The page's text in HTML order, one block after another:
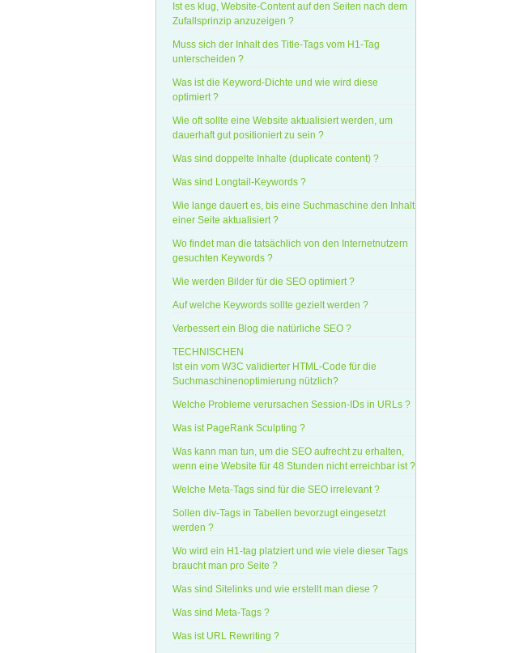
Ist es klug, Website-Content auf den Seiten nach dem
Zufallsprinzip anzuzeigen ?
Muss sich der Inhalt des Title-Tags vom H1-Tag
unterscheiden ?
Was ist die Keyword-Dichte und wie wird diese
optimiert ?
Wie oft sollte eine Website aktualisiert werden, um
dauerhaft gut positioniert zu sein ?
Was sind doppelte Inhalte (duplicate content) ?
Was sind Longtail-Keywords ?
Wie lange dauert es, bis eine Suchmaschine den Inhalt
einer Seite aktualisiert ?
Wo findet man die tatsächlich von den Internetnutzern
gesuchten Keywords ?
Wie werden Bilder für die SEO optimiert ?
Auf welche Keywords sollte gezielt werden ?
Verbessert ein Blog die natürliche SEO ?
TECHNISCHEN
Ist ein vom W3C validierter HTML-Code für die
Suchmaschinenoptimierung nützlich?
Welche Probleme verursachen Session-IDs in URLs ?
Was ist PageRank Sculpting ?
Was kann man tun, um die SEO aufrecht zu erhalten,
wenn eine Website für 48 Stunden nicht erreichbar ist ?
Welche Meta-Tags sind für die SEO irrelevant ?
Sollen div-Tags in Tabellen bevorzugt eingesetzt
werden ?
Wo wird ein H1-tag platziert und wie viele dieser Tags
braucht man pro Seite ?
Was sind Sitelinks und wie erstellt man diese ?
Was sind Meta-Tags ?
Was ist URL Rewriting ?